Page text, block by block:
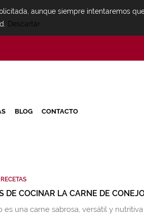
BLOG CONTACTO
RECETAS
DE COCINAR LA CARNE DE
es una carne sabrosa, versátil y
aunque siempre intentaremos
Descartar